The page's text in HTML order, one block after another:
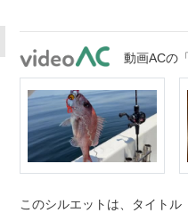
動画ACの
このシルエットは、タイト